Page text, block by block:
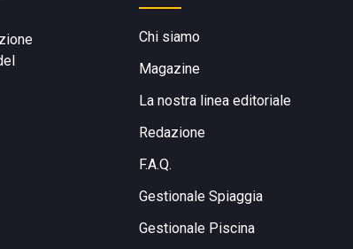
Chi siamo
Magazine
La nostra linea editoriale
Redazione
F.A.Q.
Gestionale Spiaggia
Gestionale Piscina